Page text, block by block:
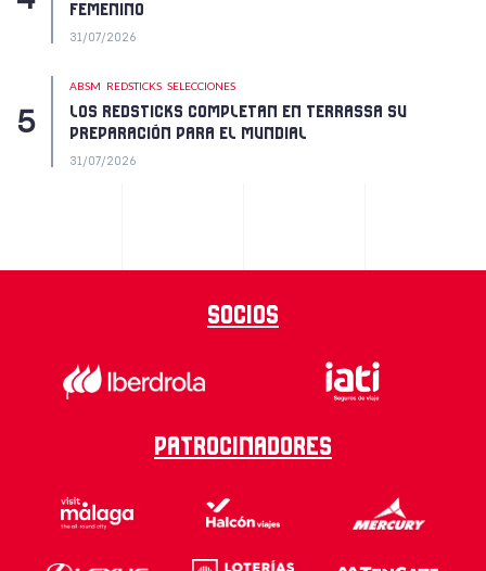
FEMENINO
31/07/2026
ABSM REDSTICKS SELECCIONES
LOS REDSTICKS COMPLETAN EN TERRASSA SU
PREPARACIÓN PARA EL MUNDIAL
31/07/2026
Socios
Patrocinadores